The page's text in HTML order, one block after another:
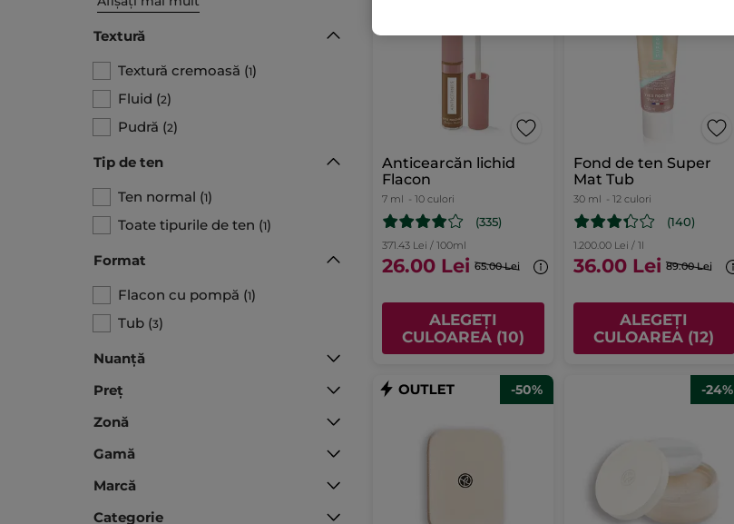
Textură
Textură cremoasă (1)
Fluid (2)
Pudră (2)
Tip de ten
Ten normal (1)
Toate tipurile de ten (1)
Format
Flacon cu pompă (1)
Tub (3)
Nuanță
Preț
Zonă
Gamă
Marcă
Categorie
Anticearcăn lichid
Flacon
7 ml - 10 culori
(335)
371.43 Lei / 100ml
26.00 Lei 65.00 Lei
ALEGEȚI
CULOAREA (10)
Fond de ten Super
Mat Tub
30 ml - 12 culori
(140)
1.200.00 Lei / 1l
36.00 Lei 89.00 Lei
ALEGEȚI
CULOAREA (12)
-50% -24%